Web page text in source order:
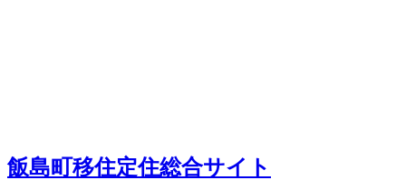
飯島町移住定住総合サイト